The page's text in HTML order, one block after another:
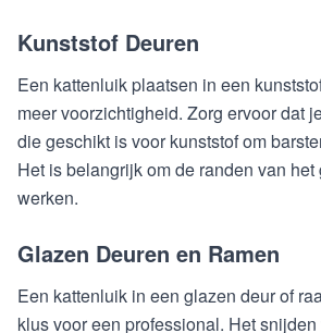
Kunststof Deuren
Een kattenluik plaatsen in een
meer voorzichtigheid. Zorg ervoor dat
die geschikt is voor kunststof om
Het is belangrijk om de randen van het
werken.
Glazen Deuren en Ramen
Een kattenluik in een glazen deur of
klus voor een professional. Het